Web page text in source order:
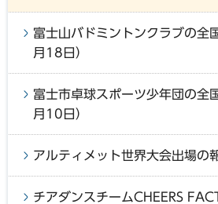
富士山バドミントンクラブの全
月18日）
富士市卓球スポーツ少年団の全
月10日）
アルティメット世界大会出場の
チアダンスチームCHEERS